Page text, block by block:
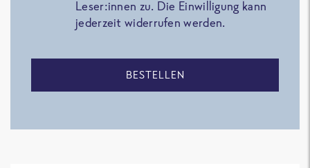
Leser:innen zu. Die Einwilligung kann
jederzeit widerrufen werden.
BESTELLEN